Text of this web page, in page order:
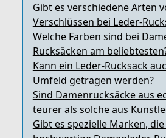
Gibt es verschiedene Arten
Verschlüssen bei Leder-
Welche Farben sind bei
Rucksäcken am
Kann ein Leder-Rucksack
Umfeld getragen werden?
Sind Damenrucksäcke aus
teurer als solche aus
Gibt es spezielle Marken,